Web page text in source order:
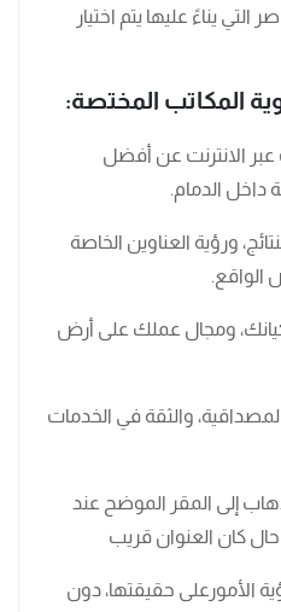
التي يناءً عليها يتم اختيار
المكاتب المختصة:
الانترنت عن أفضل
داخل الدمام.
ورؤية العناوين الخاصة
الواقع.
ومجال عملك على أرض
والثقة في الخدمات
إلى المقر الموضح عند
حال كان العنوان قريب
الأمورعلى حقيقتها، دون